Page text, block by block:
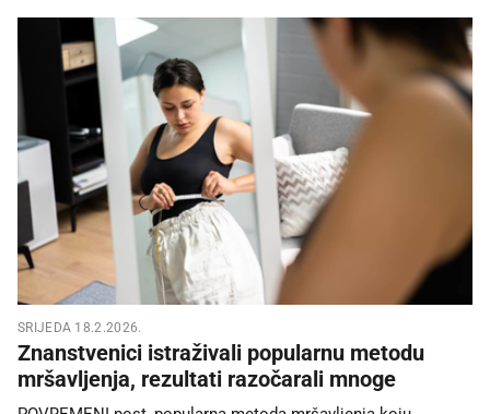
SRIJEDA 18.2.2026.
Znanstvenici istraživali popularnu metodu
mršavljenja, rezultati razočarali mnoge